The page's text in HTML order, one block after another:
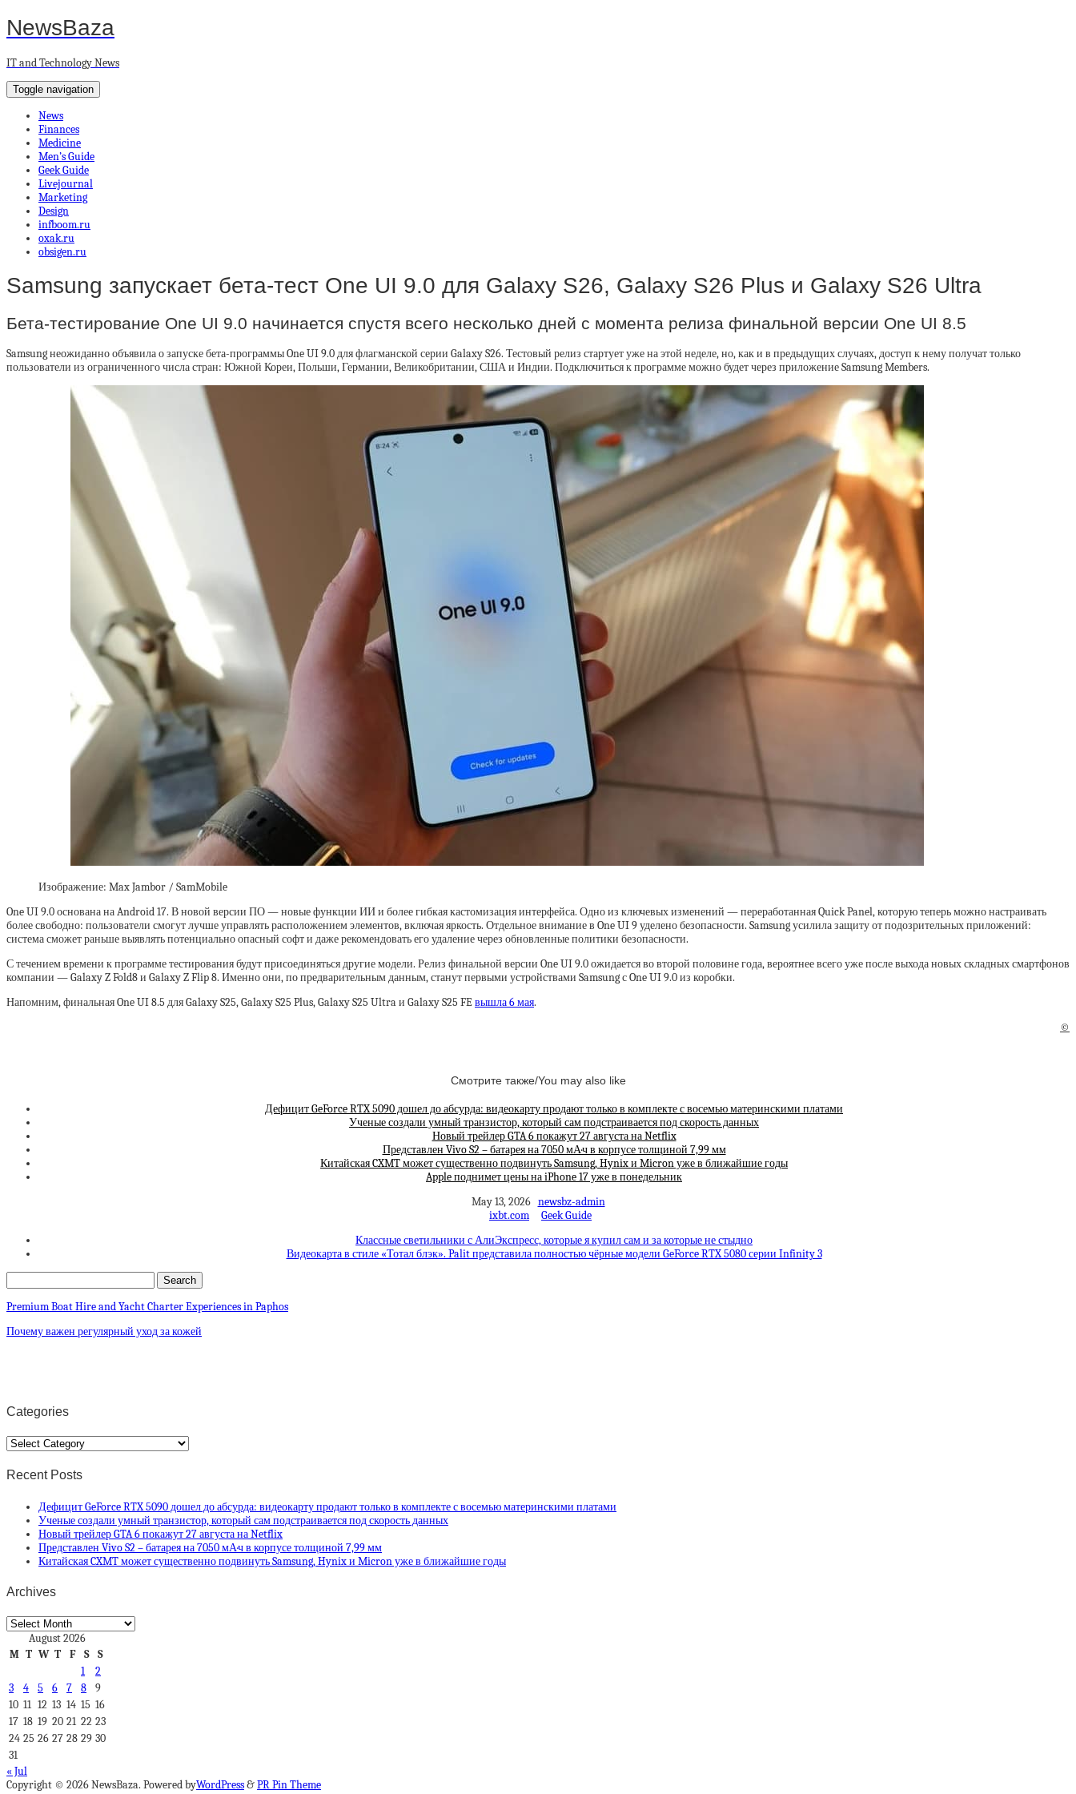
NewsBaza
IT and Technology News
Toggle navigation
News
Finances
Medicine
Men’s Guide
Geek Guide
Livejournal
Marketing
Design
infboom.ru
oxak.ru
obsigen.ru
Samsung запускает бета-тест One UI 9.0 для Galaxy S26, Galaxy S26 Plus и Galaxy S26 Ultra
Бета-тестирование One UI 9.0 начинается спустя всего несколько дней с момента релиза финальной версии One UI 8.5
Samsung неожиданно объявила о запуске бета-программы One UI 9.0 для флагманской серии Galaxy S26. Тестовый релиз стартует уже на этой неделе, но, как и в предыдущих случаях, доступ к нему получат только
пользователи из ограниченного числа стран: Южной Кореи, Польши, Германии, Великобритании, США и Индии. Подключиться к программе можно будет через приложение Samsung Members.
Изображение: Max Jambor / SamMobile
One UI 9.0 основана на Android 17. В новой версии ПО — новые функции ИИ и более гибкая кастомизация интерфейса. Одно из ключевых изменений — переработанная Quick Panel, которую теперь можно настраивать
более свободно: пользователи смогут лучше управлять расположением элементов, включая яркость. Отдельное внимание в One UI 9 уделено безопасности. Samsung усилила защиту от подозрительных приложений:
система сможет раньше выявлять потенциально опасный софт и даже рекомендовать его удаление через обновленные политики безопасности.
С течением времени к программе тестирования будут присоединяться другие модели. Релиз финальной версии One UI 9.0 ожидается во второй половине года, вероятнее всего уже после выхода новых складных смартфонов
компании — Galaxy Z Fold8 и Galaxy Z Flip 8. Именно они, по предварительным данным, станут первыми устройствами Samsung с One UI 9.0 из коробки.
Напомним, финальная One UI 8.5 для Galaxy S25, Galaxy S25 Plus, Galaxy S25 Ultra и Galaxy S25 FEвышла 6 мая.
©
Смотрите также/You may also like
Дефицит GeForce RTX 5090 дошел до абсурда: видеокарту продают только в комплекте с восемью материнскими платами
Ученые создали умный транзистор, который сам подстраивается под скорость данных
Новый трейлер GTA 6 покажут 27 августа на Netflix
Представлен Vivo S2 – батарея на 7050 мА·ч в корпусе толщиной 7,99 мм
Китайская CXMT может существенно подвинуть Samsung, Hynix и Micron уже в ближайшие годы
Apple поднимет цены на iPhone 17 уже в понедельник
May 13, 2026 newsbz-admin
ixbt.com
Geek Guide
Классные светильники с АлиЭкспресс, которые я купил сам и за которые не стыдно
Видеокарта в стиле «Тотал блэк». Palit представила полностью чёрные модели GeForce RTX 5080 серии Infinity 3
Premium Boat Hire and Yacht Charter Experiences in Paphos
Почему важен регулярный уход за кожей
Categories
Categories
Recent Posts
Дефицит GeForce RTX 5090 дошел до абсурда: видеокарту продают только в комплекте с восемью материнскими платами
Ученые создали умный транзистор, который сам подстраивается под скорость данных
Новый трейлер GTA 6 покажут 27 августа на Netflix
Представлен Vivo S2 – батарея на 7050 мА·ч в корпусе толщиной 7,99 мм
Китайская CXMT может существенно подвинуть Samsung, Hynix и Micron уже в ближайшие годы
Archives
Archives
August 2026
M T W T F S
S
1
2
3
4 5 6 7 8
9
10 11 12 13 14 15 16
17 18 19 20 21 22 23
24 25 26 27 28 29 30
31
« Jul
Copyright © 2026 NewsBaza. Powered byWordPress&PR Pin Theme